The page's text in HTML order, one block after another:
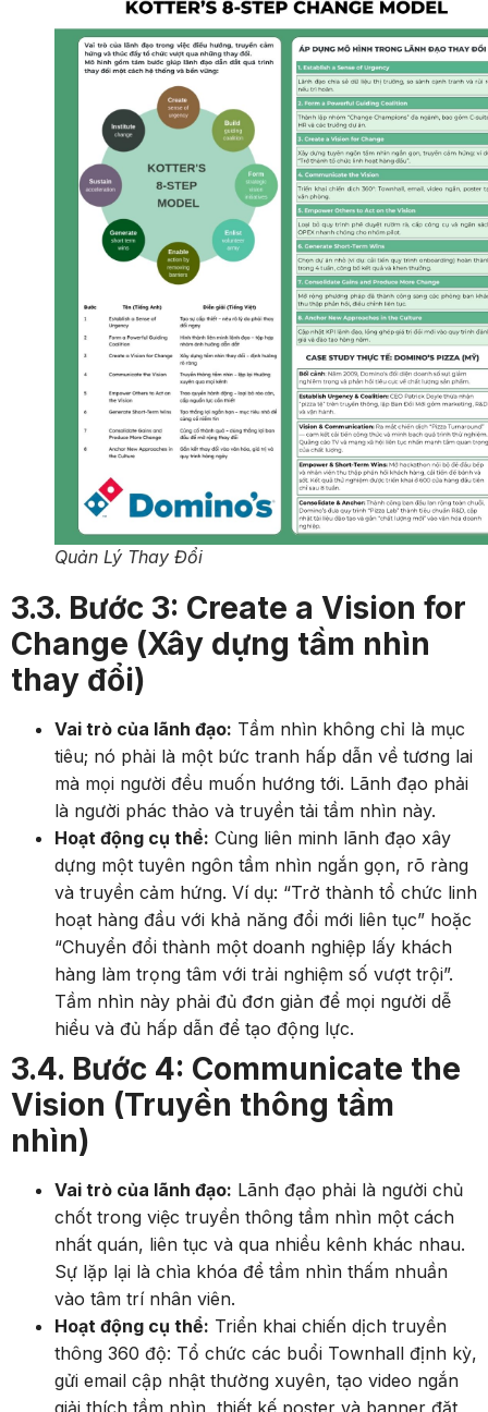
Quản Lý Thay Đổi
3.3. Bước 3: Create a Vision for
Change (Xây dựng tầm nhìn
thay đổi)
Vai trò của lãnh đạo: Tầm nhìn không chỉ là mục
tiêu; nó phải là một bức tranh hấp dẫn về tương lai
mà mọi người đều muốn hướng tới. Lãnh đạo phải
là người phác thảo và truyền tải tầm nhìn này.
Hoạt động cụ thể: Cùng liên minh lãnh đạo xây
dựng một tuyên ngôn tầm nhìn ngắn gọn, rõ ràng
và truyền cảm hứng. Ví dụ: “Trở thành tổ chức linh
hoạt hàng đầu với khả năng đổi mới liên tục” hoặc
“Chuyển đổi thành một doanh nghiệp lấy khách
hàng làm trọng tâm với trải nghiệm số vượt trội”.
Tầm nhìn này phải đủ đơn giản để mọi người dễ
hiểu và đủ hấp dẫn để tạo động lực.
3.4. Bước 4: Communicate the
Vision (Truyền thông tầm
nhìn)
Vai trò của lãnh đạo: Lãnh đạo phải là người chủ
chốt trong việc truyền thông tầm nhìn một cách
nhất quán, liên tục và qua nhiều kênh khác nhau.
Sự lặp lại là chìa khóa để tầm nhìn thấm nhuần
vào tâm trí nhân viên.
Hoạt động cụ thể: Triển khai chiến dịch truyền
thông 360 độ: Tổ chức các buổi Townhall định kỳ,
gửi email cập nhật thường xuyên, tạo video ngắn